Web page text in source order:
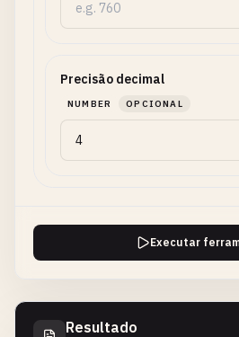
Precisão decimal
NUMBER OPCIONAL
Executar
Resultado